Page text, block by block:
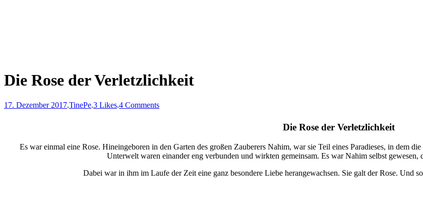
Die Rose der Verletzlichkeit
17. Dezember 2017.TinePe.3 Likes.4 Comments
Die Rose der Verletzlichkeit
Es war einmal eine Rose. Hineingeboren in den Garten des großen Zauberers Nahim, war sie Teil eines Paradieses, in dem
Unterwelt waren einander eng verbunden und wirkten gemeinsam. Es war Nahim selbst gewesen,
Dabei war in ihm im Laufe der Zeit eine ganz besondere Liebe herangewachsen. Sie galt der Rose. Und